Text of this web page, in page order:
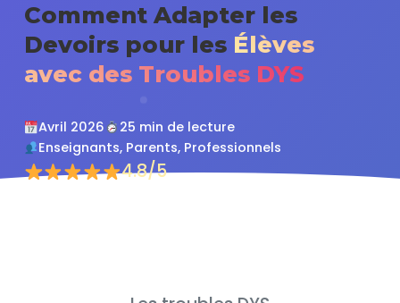
Comment Adapter les
Devoirs pour les Élèves
avec des Troubles DYS
Avril 2026
25 min de lecture
Enseignants, Parents, Professionnels
4.8/5